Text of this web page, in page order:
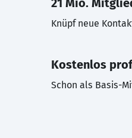
21 Mio.
Knüpf neue
Kostenlos
Schon als Basis-